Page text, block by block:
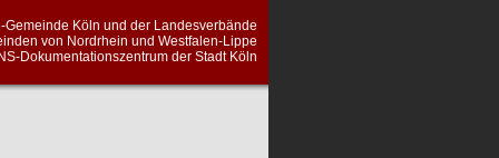
Gemeinde Köln und der Landesverbände
von Nordrhein und Westfalen-Lippe
Dokumentationszentrum der Stadt Köln